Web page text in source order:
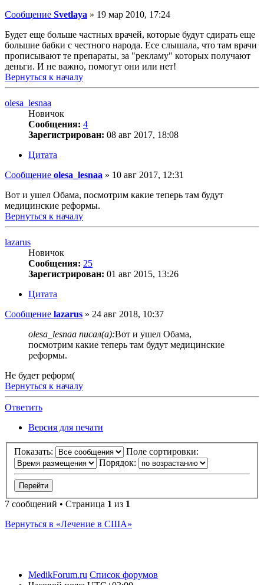
Сообщение Svetlaya » 19 мар 2010, 17:24
Будет еще больше частных врачей, которые будут сдирать еще
большие бабки с честного народа. Есе слышала, что там врачи
прописывают те препараты, за "рекламу" которых получают
деньги. И не важно, помогут они или нет!
Вернуться к началу
olesa_lesnaa
Новичок
Сообщения: 4
Зарегистрирован: 08 авг 2017, 18:08
Цитата
Сообщение olesa_lesnaa » 10 авг 2017, 12:31
Вот и ушел Обама, посмотрим какие теперь там будут
медицинские реформы.
Вернуться к началу
lazarus
Новичок
Сообщения: 25
Зарегистрирован: 01 авг 2015, 13:26
Цитата
Сообщение lazarus » 24 авг 2018, 10:37
olesa_lesnaa писал(а):Вот и ушел Обама,
посмотрим какие теперь там будут медицинские
реформы.
Не будет реформ(
Вернуться к началу
Ответить
Версия для печати
Показать:
Поле сортировки:
Порядок:
7 сообщений • Страница 1 из 1
Вернуться в «Лечение в США»
MedikForum.ru Список форумов